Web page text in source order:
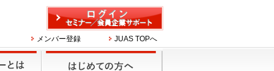
メンバー登録 JUAS TOPへ